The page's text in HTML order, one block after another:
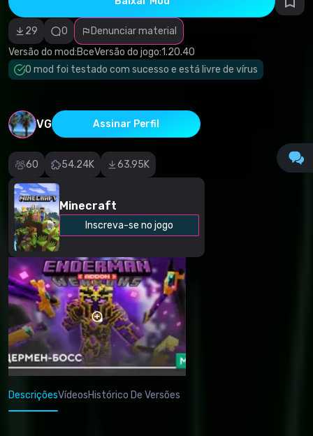
29 0
Denunciar material
Versão do mod:ВсеVersão do jogo:1.20.40
O mod foi testado com sucesso e está livre de vírus
VG Assinar Perfil
60 54.24K 63.95K
Minecraft
Inscreva-se no jogo
incorreta
Software
malicioso/vírus
Conteúdo não
funcional
Descrição
DescriçõesVídeosHistórico De Versões
Download (37.63 Kb)
1.19
(437b4e527a51104f385e352c2ebf2309.mcpack)
Download (37.63 Kb)
1.18
(437b4e527a51104f385e352c2ebf2309.mcpack)
Download (37.63 Kb)